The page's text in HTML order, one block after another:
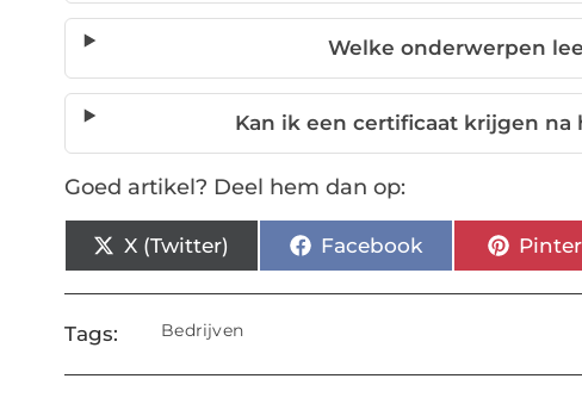
Welke onderwerpen
Kan ik een certificaat krijgen na
Goed artikel? Deel hem dan op:
X (Twitter) Facebook
Tags: Bedrijven